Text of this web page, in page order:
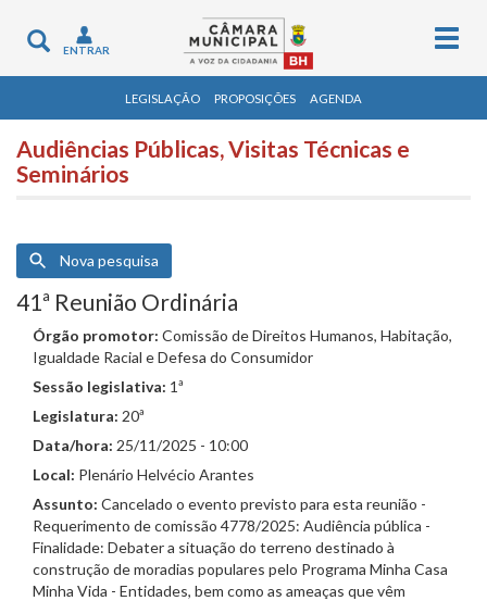
Toggle
navigation
ENTRAR
LEGISLAÇÃO PROPOSIÇÕES AGENDA
Audiências Públicas, Visitas Técnicas e
Seminários
Nova pesquisa
41ª Reunião Ordinária
Órgão promotor: Comissão de Direitos Humanos, Habitação,
Igualdade Racial e Defesa do Consumidor
Sessão legislativa: 1ª
Legislatura: 20ª
Data/hora: 25/11/2025 - 10:00
Local: Plenário Helvécio Arantes
Assunto: Cancelado o evento previsto para esta reunião -
Requerimento de comissão 4778/2025: Audiência pública -
Finalidade: Debater a situação do terreno destinado à
construção de moradias populares pelo Programa Minha Casa
Minha Vida - Entidades, bem como as ameaças que vêm